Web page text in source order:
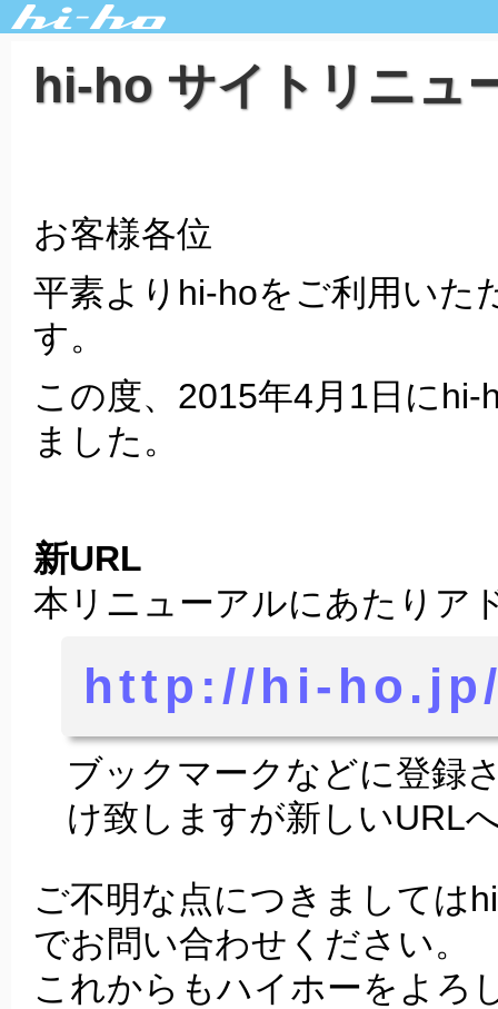
hi-ho サイトリニュ
お客様各位
平素よりhi-hoをご利用いた
す。
この度、2015年4月1日に
ました。
新URL
本リニューアルにあたりア
http://hi-
ブックマークなどに登録
け致しますが新しいURL
ご不明な点につきましては
でお問い合わせください。
これからもハイホーをよろ